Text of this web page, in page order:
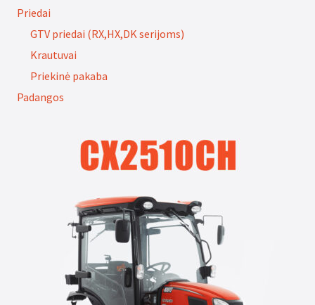
Priedai
GTV priedai (RX,HX,DK serijoms)
Krautuvai
Priekinė pakaba
Padangos